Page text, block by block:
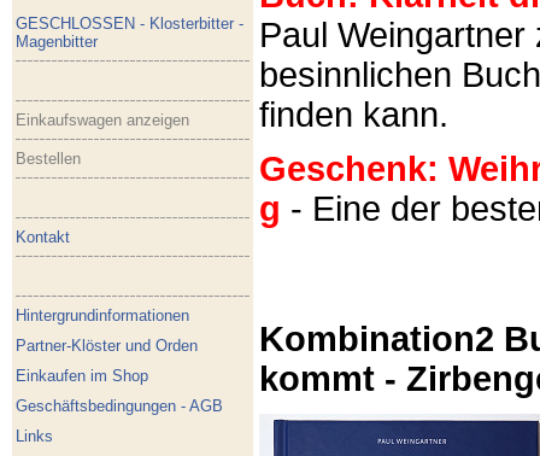
GESCHLOSSEN - Klosterbitter -
Magenbitter
Einkaufswagen anzeigen
Bestellen
Kontakt
Hintergrundinformationen
Partner-Klöster und Orden
Einkaufen im Shop
Geschäftsbedingungen - AGB
Links
Paul
besinnlichen
finden kann.
Geschenk:
g - Eine der
Kombination2
kommt -